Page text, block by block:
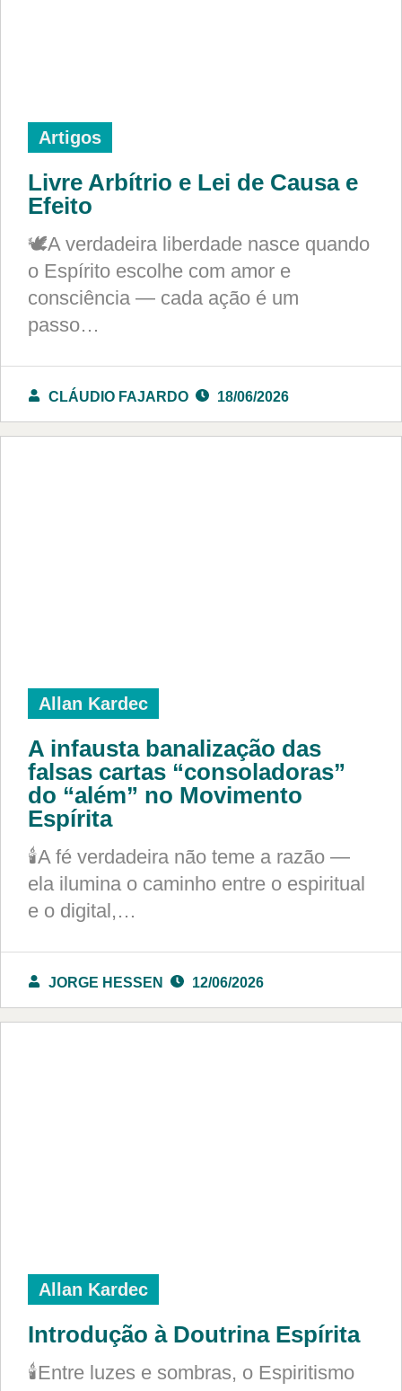
Artigos
Livre Arbítrio e Lei de Causa e
Efeito
🕊️A verdadeira liberdade nasce quando
o Espírito escolhe com amor e
consciência — cada ação é um
passo…
CLÁUDIO FAJARDO 18/06/2026
Allan Kardec
A infausta banalização das
falsas cartas “consoladoras”
do “além” no Movimento
Espírita
🕯️A fé verdadeira não teme a razão —
ela ilumina o caminho entre o espiritual
e o digital,…
JORGE HESSEN 12/06/2026
Allan Kardec
Introdução à Doutrina Espírita
🕯️Entre luzes e sombras, o Espiritismo